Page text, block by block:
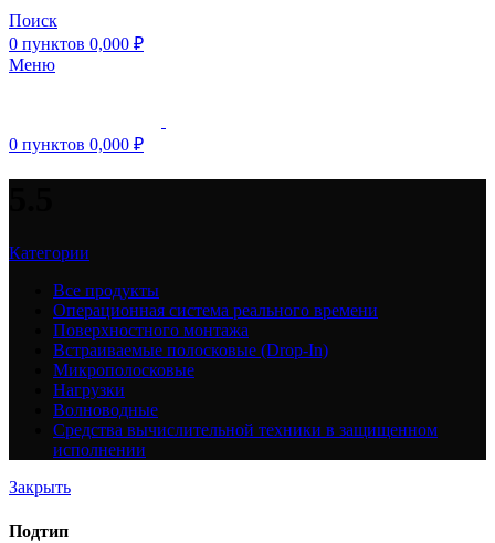
Поиск
0 пунктов 0,000 ₽
Меню
0 пунктов 0,000 ₽
Категории
Все продукты
Операционная система реального времени
Поверхностного монтажа
Встраиваемые полосковые (Drop-In)
Микрополосковые
Нагрузки
Волноводные
Средства вычислительной техники в защищенном
исполнении
Закрыть
Подтип